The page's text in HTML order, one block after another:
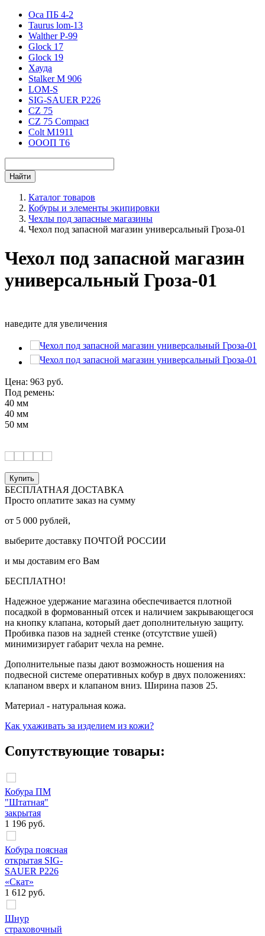
Оса ПБ 4-2
Taurus lom-13
Walther P-99
Glock 17
Glock 19
Хауда
Stalker М 906
LOM-S
SIG-SAUER P226
CZ 75
CZ 75 Compact
Colt M1911
ОООП Т6
Каталог товаров
Кобуры и элементы экипировки
Чехлы под запасные магазины
Чехол под запасной магазин универсальный Гроза-01
Чехол под запасной магазин
универсальный Гроза-01
наведите для увеличения
Цена: 963 руб.
Под ремень:
40 мм
40 мм
50 мм
Купить
БЕСПЛАТНАЯ ДОСТАВКА
Просто оплатите заказ на сумму
от 5 000 рублей,
выберите доставку ПОЧТОЙ РОССИИ
и мы доставим его Вам
БЕСПЛАТНО!
Надежное удержание магазина обеспечивается плотной
посадкой в формованный отсек и наличием закрывающегося
на кнопку клапана, который дает дополнительную защиту.
Пробивка пазов на задней стенке (отсутствие ушей)
минимизирует габарит чехла на ремне.
Дополнительные пазы дают возможность ношения на
подвесной системе оперативных кобур в двух положениях:
клапаном вверх и клапаном вниз. Ширина пазов 25.
Материал - натуральная кожа.
Как ухаживать за изделием из кожи?
Сопутствующие товары:
Кобура ПМ
"Штатная"
закрытая
1 196 руб.
Кобура поясная
открытая SIG-
SAUER P226
«Скат»
1 612 руб.
Шнур
страховочный